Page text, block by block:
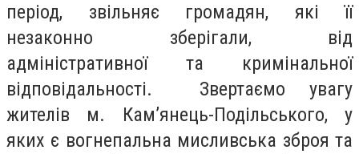
період, звільняє громадян, які її
незаконно зберігали, від
адміністративної та кримінальної
відповідальності. Звертаємо увагу
жителів м. Кам’янець-Подільського, у
яких є вогнепальна мисливська зброя та